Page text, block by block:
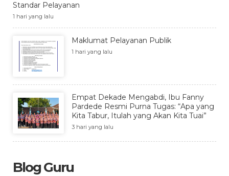
Standar Pelayanan
1 hari yang lalu
Maklumat Pelayanan Publik
1 hari yang lalu
Empat Dekade Mengabdi, Ibu Fanny
Pardede Resmi Purna Tugas: “Apa yang
Kita Tabur, Itulah yang Akan Kita Tuai”
3 hari yang lalu
Blog Guru